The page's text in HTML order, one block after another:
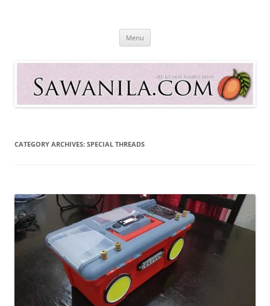
Sawanila.com
All In One Family Blog
Menu
CATEGORY ARCHIVES: SPECIAL THREADS